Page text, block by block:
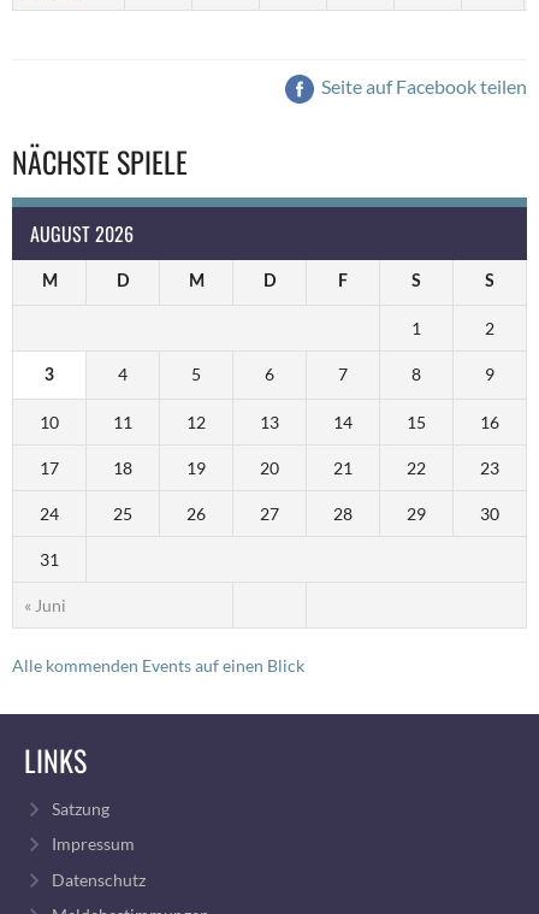
Seite auf Facebook teilen
NÄCHSTE SPIELE
AUGUST 2026
M D M D F S S
« Juni
1 2
3 4 5 6 7 8 9
10 11 12 13 14 15 16
17 18 19 20 21 22 23
24 25 26 27 28 29 30
31
Alle kommenden Events auf einen Blick
LINKS
Satzung
Impressum
Datenschutz